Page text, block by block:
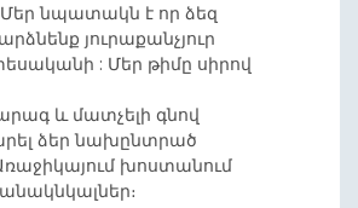
Մեր նպատակն է որ ձեզ
յուրաքանչյուր
: Մեր թիմը սիրով
և մատչելի գնով
ձեր նախընտրած
խոստանում